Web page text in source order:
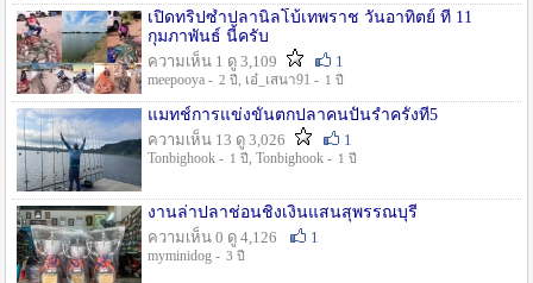
เปิดทริปซ้ำปลานิลโบ้เทพราช วันอาทิตย์ ที่ 11
กุมภาพันธ์ นี้ครับ
ความเห็น 1 ดู 3,109
1
meepooya - 2 ปี , เอ๋_เสนา91 - 1 ปี
แมทช์การแข่งขั้นตกปลาคนปั้นรำครั้งที่5
ความเห็น 13 ดู 3,026
1
Tonbighook - 1 ปี , Tonbighook - 1 ปี
งานล่าปลาช่อนชิงเงินแสนสุพรรณบุรี
ความเห็น 0 ดู 4,126
1
myminidog - 3 ปี